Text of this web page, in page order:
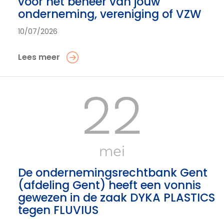
onderneming, vereniging of VZW
10/07/2026
Lees meer
22
mei
De ondernemingsrechtbank Gent
(afdeling Gent) heeft een vonnis
gewezen in de zaak DYKA PLASTICS
tegen FLUVIUS